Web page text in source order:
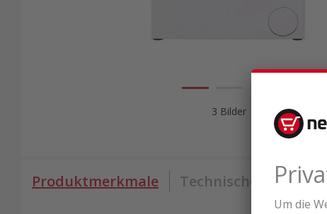
3 Bilder
Produktmerkmale Technische Daten